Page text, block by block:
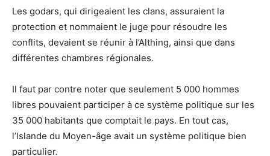
Les godars, qui dirigeaient les clans, assuraient la
protection et nommaient le juge pour résoudre les
conflits, devaient se réunir à l’Althing, ainsi que dans
différentes chambres régionales.
Il faut par contre noter que seulement 5 000 hommes
libres pouvaient participer à ce système politique sur les
35 000 habitants que comptait le pays. En tout cas,
l’Islande du Moyen-âge avait un système politique bien
particulier.